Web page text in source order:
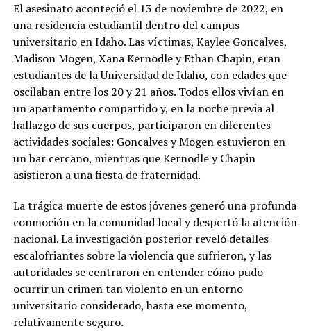
El asesinato aconteció el 13 de noviembre de 2022, en
una residencia estudiantil dentro del campus
universitario en Idaho. Las víctimas, Kaylee Goncalves,
Madison Mogen, Xana Kernodle y Ethan Chapin, eran
estudiantes de la Universidad de Idaho, con edades que
oscilaban entre los 20 y 21 años. Todos ellos vivían en
un apartamento compartido y, en la noche previa al
hallazgo de sus cuerpos, participaron en diferentes
actividades sociales: Goncalves y Mogen estuvieron en
un bar cercano, mientras que Kernodle y Chapin
asistieron a una fiesta de fraternidad.
La trágica muerte de estos jóvenes generó una profunda
conmoción en la comunidad local y despertó la atención
nacional. La investigación posterior reveló detalles
escalofriantes sobre la violencia que sufrieron, y las
autoridades se centraron en entender cómo pudo
ocurrir un crimen tan violento en un entorno
universitario considerado, hasta ese momento,
relativamente seguro.